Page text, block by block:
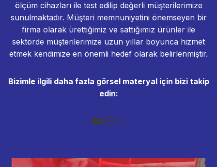
ölçüm cihazları ile test edilip değerli müşterilerimize
sunulmaktadır. Müşteri memnuniyetini önemseyen bir
firma olarak ürettiğimiz ve sattığımız ürünler ile
sektörde müşterilerimize uzun yıllar boyunca hizmet
etmek kendimize en önemli hedef olarak belirlenmiştir.
Bizimle ilgili daha fazla görsel materyal için bizi takip
edin:
YouTube Instagram Bağlantı